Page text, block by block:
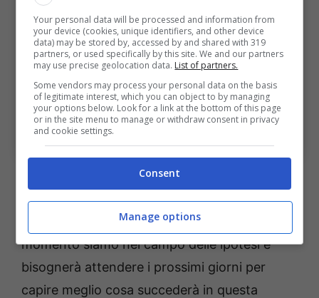
Calciomercato Milan: doppia operazione con lo United, i
dettagli (Ansa) – bolognasportnews.it
Vedremo come si svilupperà la situazione e se
sarà possibile chiudere l’affareShawper il
calciomercato
momento siamo nel campo delle ipotesi e
bisognerà attendere i prossimi giorni per
capire meglio cosa succederà in questa
Your personal data will be processed and information from
your device (cookies, unique identifiers, and other device
data) may be stored by, accessed by and shared with 319
partners, or used specifically by this site. We and our partners
may use precise geolocation data. List of partners.
Some vendors may process your personal data on the basis
of legitimate interest, which you can object to by managing
your options below. Look for a link at the bottom of this page
or in the site menu to manage or withdraw consent in privacy
and cookie settings.
Consent
Manage options